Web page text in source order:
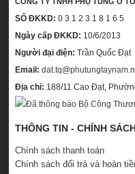
SỐ ĐKKD: 0 3 1 2 3 1 8 1 6 5
Ngày cấp ĐKKD: 10/6/2013
Người đại điện: Trần Quốc Đạt
Email:
Địa chỉ: 188/11 Cao Đạt,
THÔNG TIN - CHÍNH
Chính sách thanh toán
Chính sách đổi trả và hoàn